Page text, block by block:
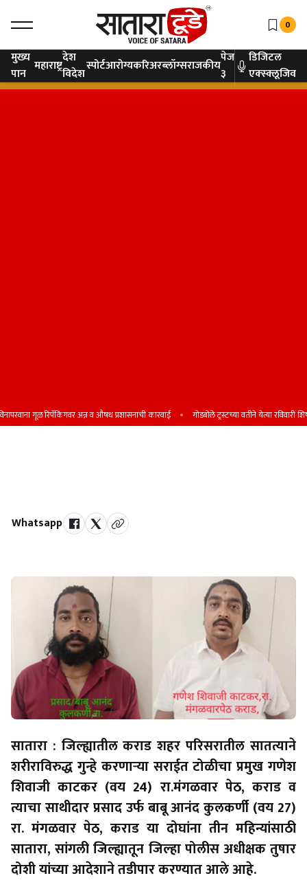
0
मुख्य
पान महाराष्ट्रदेश
विदेशस्पोर्टआरोग्यकरिअरब्लॉग्सराजकीयपेज
३
डिजिटल
एक्स्क्लूजिव
गूळ रिपॅकिंगवर अन्न व औषध प्रशासनाची कारवाई गोडबोले ट्रस्टच्या वतीने येत्या रविवारी
Whatsapp
सातारा : जिल्ह्यातील कराड शहर परिसरातील सातत्याने
शरीराविरुद्ध गुन्हे करणार्‍या सराईत टोळीचा प्रमुख गणेश
शिवाजी काटकर (वय 24) रा.मंगळवार पेठ, कराड व
त्याचा साथीदार प्रसाद उर्फ बाबू आनंद कुलकर्णी (वय 27)
रा. मंगळवार पेठ, कराड या दोघांना तीन महिन्यांसाठी
सातारा, सांगली जिल्ह्यातून जिल्हा पोलीस अधीक्षक तुषार
दोशी यांच्या आदेशाने तडीपार करण्यात आले आहे.